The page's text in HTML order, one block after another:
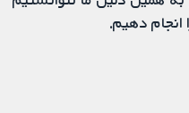
انجام دهیم.